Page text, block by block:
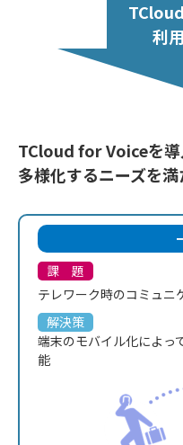
利
TCloud for Voiceを導
多様化するニーズを
課 題
テレワーク時のコミュニ
解決策
端末のモバイル化によって
能